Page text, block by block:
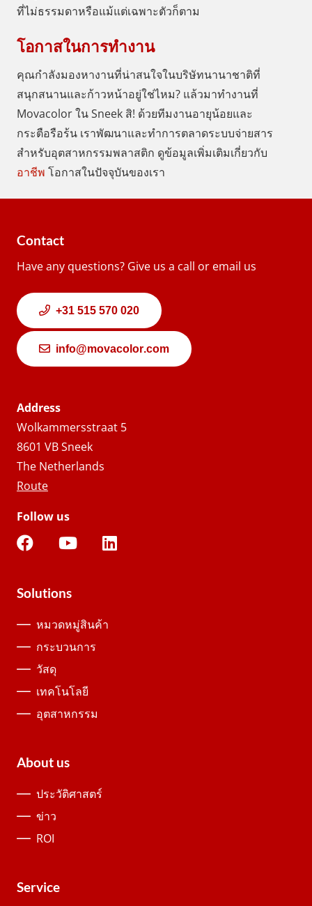
ที่ไม่ธรรมดาหรือแม้แต่เฉพาะตัวก็ตาม
โอกาสในการทำงาน
คุณกำลังมองหางานที่น่าสนใจในบริษัทนานาชาติที่
สนุกสนานและก้าวหน้าอยู่ใช่ไหม? แล้วมาทำงานที่
Movacolor ใน Sneek สิ! ด้วยทีมงานอายุน้อยและ
กระตือรือร้น เราพัฒนาและทำการตลาดระบบจ่ายสาร
สำหรับอุตสาหกรรมพลาสติก ดูข้อมูลเพิ่มเติมเกี่ยวกับ
อาชีพ โอกาสในปัจจุบันของเรา
Contact
Have any questions? Give us a call or email us
+31 515 570 020
info@movacolor.com
Address
Wolkammersstraat 5
8601 VB Sneek
The Netherlands
Route
Follow us
Solutions
หมวดหมู่สินค้า
กระบวนการ
วัสดุ
เทคโนโลยี
อุตสาหกรรม
About us
ประวัติศาสตร์
ข่าว
ROI
Service